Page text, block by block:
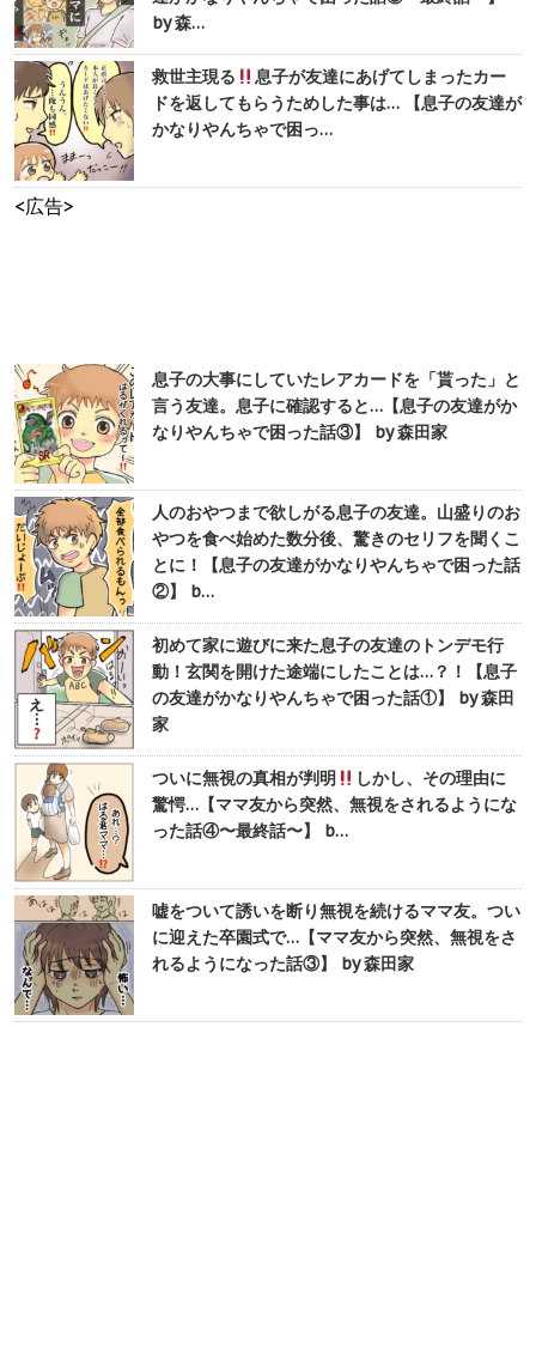
by 森…
救世主現る
息子が友達にあげてしまったカー
ドを返してもらうためした事は… 【息子の友達が
かなりやんちゃで困っ…
<広告>
息子の大事にしていたレアカードを「貰った」と
言う友達。息子に確認すると…【息子の友達がか
なりやんちゃで困った話③】 by 森田家
人のおやつまで欲しがる息子の友達。山盛りのお
やつを食べ始めた数分後、驚きのセリフを聞くこ
とに！【息子の友達がかなりやんちゃで困った話
②】 b…
初めて家に遊びに来た息子の友達のトンデモ行
動！玄関を開けた途端にしたことは…？！【息子
の友達がかなりやんちゃで困った話①】 by 森田
家
ついに無視の真相が判明
しかし、その理由に
驚愕…【ママ友から突然、無視をされるようにな
った話④〜最終話〜】 b…
嘘をついて誘いを断り無視を続けるママ友。つい
に迎えた卒園式で…【ママ友から突然、無視をさ
れるようになった話③】 by 森田家